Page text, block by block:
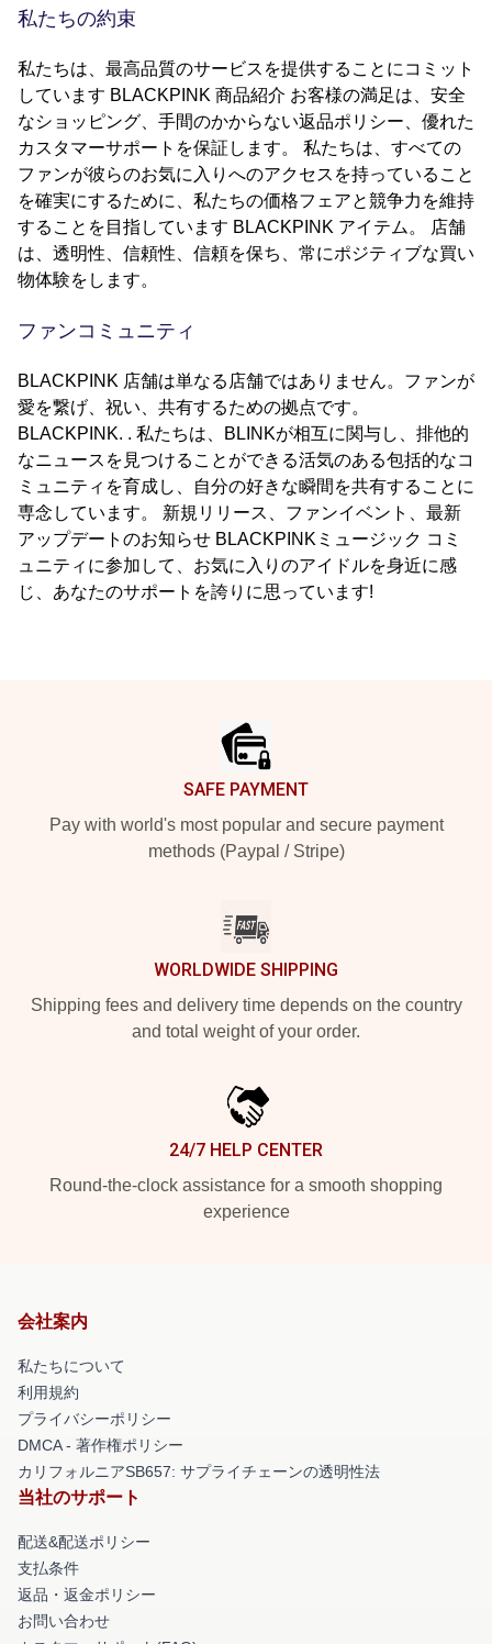
私たちの約束
私たちは、最高品質のサービスを提供することにコミット
しています BLACKPINK 商品紹介 お客様の満足は、安全
なショッピング、手間のかからない返品ポリシー、優れた
カスタマーサポートを保証します。 私たちは、すべての
ファンが彼らのお気に入りへのアクセスを持っていること
を確実にするために、私たちの価格フェアと競争力を維持
することを目指しています BLACKPINK アイテム。 店舗
は、透明性、信頼性、信頼を保ち、常にポジティブな買い
物体験をします。
ファンコミュニティ
BLACKPINK 店舗は単なる店舗ではありません。ファンが
愛を繋げ、祝い、共有するための拠点です。
BLACKPINK. . 私たちは、BLINKが相互に関与し、排他的
なニュースを見つけることができる活気のある包括的なコ
ミュニティを育成し、自分の好きな瞬間を共有することに
専念しています。 新規リリース、ファンイベント、最新
アップデートのお知らせ BLACKPINKミュージック コミ
ュニティに参加して、お気に入りのアイドルを身近に感
じ、あなたのサポートを誇りに思っています!
SAFE PAYMENT
Pay with world's most popular and secure payment
methods (Paypal / Stripe)
WORLDWIDE SHIPPING
Shipping fees and delivery time depends on the country
and total weight of your order.
24/7 HELP CENTER
Round-the-clock assistance for a smooth shopping
experience
会社案内
私たちについて
利用規約
プライバシーポリシー
DMCA - 著作権ポリシー
カリフォルニアSB657: サプライチェーンの透明性法
当社のサポート
配送&配送ポリシー
支払条件
返品・返金ポリシー
お問い合わせ